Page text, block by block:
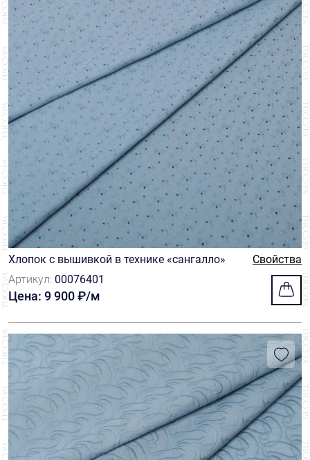
Хлопок с вышивкой в технике «сангалло»
Свойства
Артикул: 00076401
Цена: 9 900 ₽/м